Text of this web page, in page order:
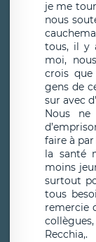
je me
nous
tous, il y
moi,
crois
gens de
sur avec
Nous
faire à
la santé
moins
surtout
tous
remercie
Recchia,.